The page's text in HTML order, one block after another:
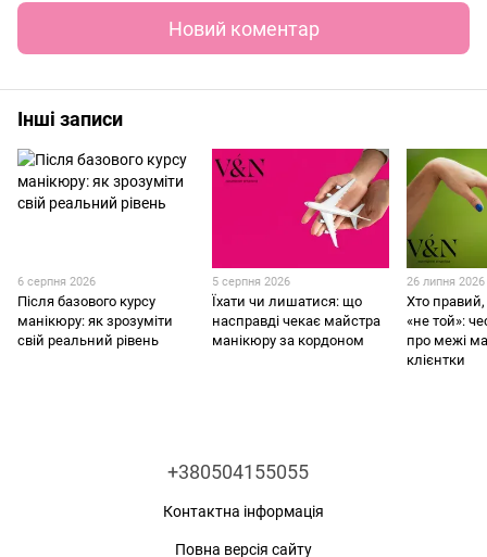
Новий коментар
Інші записи
6 серпня 2026
Після базового курсу
манікюру: як зрозуміти
свій реальний рівень
5 серпня 2026
Їхати чи лишатися: що
насправді чекає майстра
манікюру за кордоном
26 липня 2026
Хто
«не той»:
про межі
клієнтки
+380504155055
Контактна інформація
Повна версія сайту